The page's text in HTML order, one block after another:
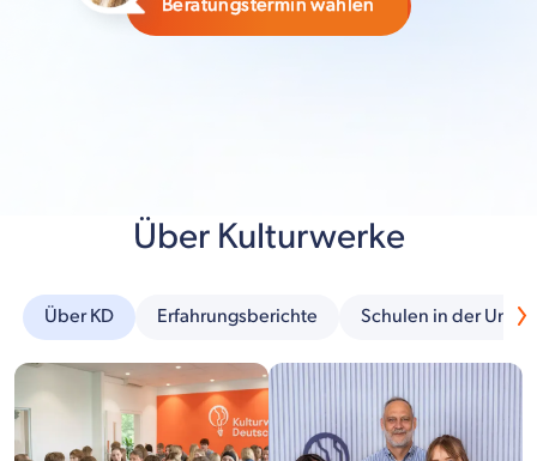
Beratungstermin wählen
Über Kulturwerke
Über KD Erfahrungsberichte Schulen in der